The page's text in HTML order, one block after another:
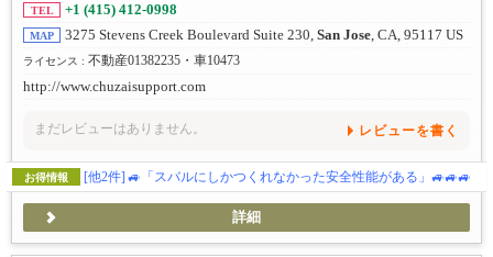
TEL +1 (415) 412-0998
MAP 3275 Stevens Creek Boulevard Suite 230, San Jose , CA, 95117 US
ライセンス : 不動産01382235・車10473
http://www.chuzaisupport.com
まだレビューはありません。 レビューを書く
お得情報 [他2件] 🚙「スバルにしかつくれなかった安全性能がある」🚙🚙🚙
詳細